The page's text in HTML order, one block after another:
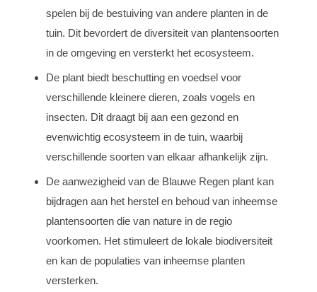
spelen bij de bestuiving van andere planten in de
tuin. Dit bevordert de diversiteit van plantensoorten
in de omgeving en versterkt het ecosysteem.
De plant biedt beschutting en voedsel voor
verschillende kleinere dieren, zoals vogels en
insecten. Dit draagt bij aan een gezond en
evenwichtig ecosysteem in de tuin, waarbij
verschillende soorten van elkaar afhankelijk zijn.
De aanwezigheid van de Blauwe Regen plant kan
bijdragen aan het herstel en behoud van inheemse
plantensoorten die van nature in de regio
voorkomen. Het stimuleert de lokale biodiversiteit
en kan de populaties van inheemse planten
versterken.